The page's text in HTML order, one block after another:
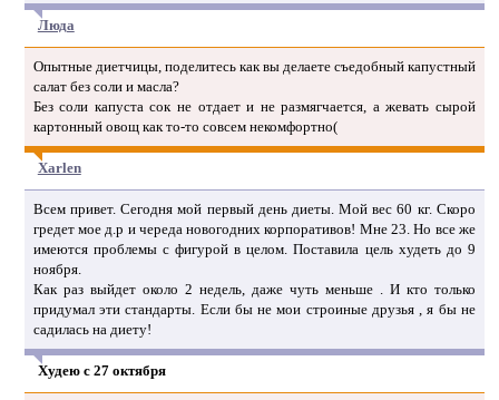
Люда
Опытные диетчицы, поделитесь как вы делаете съедобный капустный
салат без соли и масла?
Без соли капуста сок не отдает и не размягчается, а жевать сырой
картонный овощ как то-то совсем некомфортно(
Xarlen
Всем привет. Сегодня мой первый день диеты. Мой вес 60 кг. Скоро
гредет мое д.р и череда новогодних корпоративов! Мне 23. Но все же
имеются проблемы с фигурой в целом. Поставила цель худеть до 9
ноября.
Как раз выйдет около 2 недель, даже чуть меньше . И кто только
придумал эти стандарты. Если бы не мои строиные друзья , я бы не
садилась на диету!
Худею с 27 октября